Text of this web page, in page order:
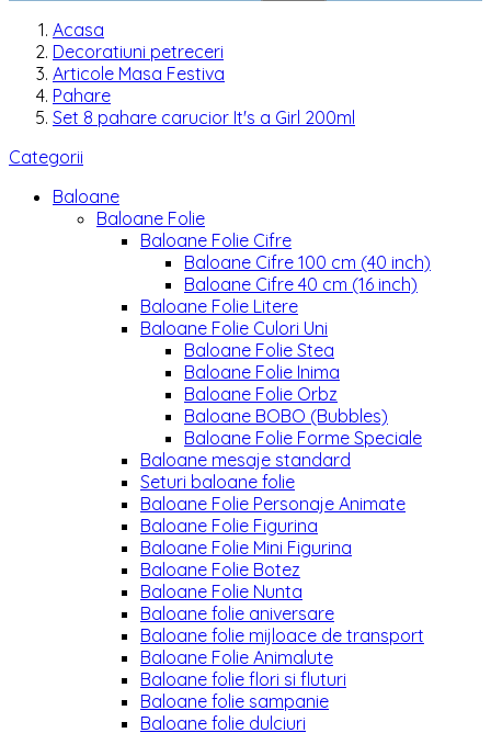
Acasa
Decoratiuni petreceri
Articole Masa Festiva
Pahare
Set 8 pahare carucior It's a Girl 200ml
Categorii
Baloane
Baloane Folie
Baloane Folie Cifre
Baloane Cifre 100 cm (40 inch)
Baloane Cifre 40 cm (16 inch)
Baloane Folie Litere
Baloane Folie Culori Uni
Baloane Folie Stea
Baloane Folie Inima
Baloane Folie Orbz
Baloane BOBO (Bubbles)
Baloane Folie Forme Speciale
Baloane mesaje standard
Seturi baloane folie
Baloane Folie Personaje Animate
Baloane Folie Figurina
Baloane Folie Mini Figurina
Baloane Folie Botez
Baloane Folie Nunta
Baloane folie aniversare
Baloane folie mijloace de transport
Baloane Folie Animalute
Baloane folie flori si fluturi
Baloane folie sampanie
Baloane folie dulciuri